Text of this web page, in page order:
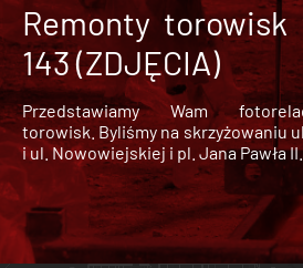
Remonty
143 (ZDJĘCIA)
Przedstawiamy Wam
torowisk. Byliśmy na skrzyżowaniu
i ul. Nowowiejskiej i pl. Jana Pawła II.